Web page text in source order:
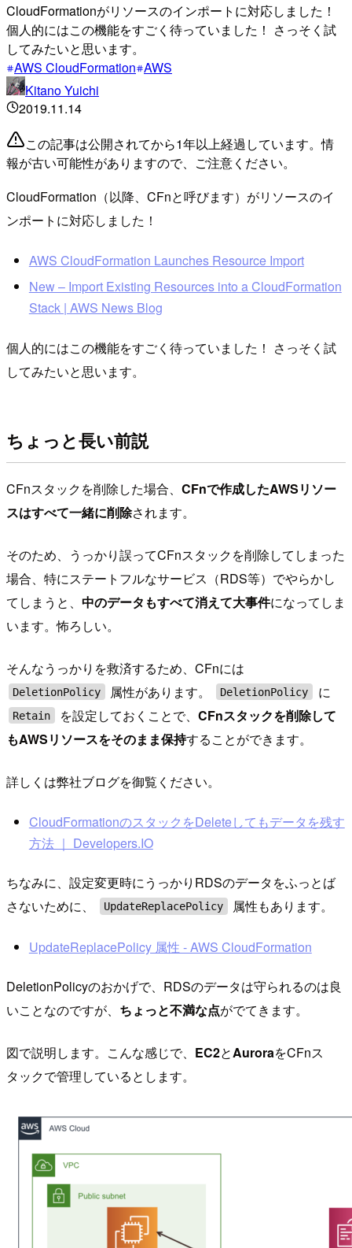
CloudFormationがリソースのインポートに対応しました！
個人的にはこの機能をすごく待っていました！ さっそく試
してみたいと思います。
AWS CloudFormation AWS
Kitano Yuichi
2019.11.14
この記事は公開されてから1年以上経過しています。情
報が古い可能性がありますので、ご注意ください。
CloudFormation（以降、CFnと呼びます）がリソースのイ
ンポートに対応しました！
AWS CloudFormation Launches Resource Import
New – Import Existing Resources into a CloudFormation
Stack | AWS News Blog
個人的にはこの機能をすごく待っていました！ さっそく試
してみたいと思います。
ちょっと長い前説
CFnスタックを削除した場合、 CFnで作成したAWSリソー
スはすべて一緒に削除されます。
そのため、うっかり誤ってCFnスタックを削除してしまった
場合、特にステートフルなサービス（RDS等）でやらかし
てしまうと、 中のデータもすべて消えて大事件になってしま
います。怖ろしい。
そんなうっかりを救済するため、CFnには
DeletionPolicy 属性があります。 DeletionPolicy に
Retain を設定しておくことで、CFnスタックを削除して
もAWSリソースをそのまま保持することができます。
詳しくは弊社ブログを御覧ください。
CloudFormationのスタックをDeleteしてもデータを残す
方法 ｜ Developers.IO
ちなみに、設定変更時にうっかりRDSのデータをふっとば
さないために、
UpdateReplacePolicy 属性もあります。
UpdateReplacePolicy 属性 - AWS CloudFormation
DeletionPolicyのおかげで、RDSのデータは守られるのは良
いことなのですが、 ちょっと不満な点がでてきます。
図で説明します。こんな感じで、 EC2とAuroraをCFnス
タックで管理しているとします。